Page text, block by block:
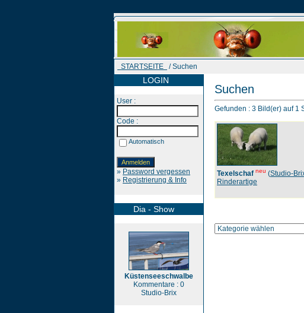
STARTSEITE / Suchen
LOGIN
User :
Code :
Automatisch
» Password vergessen
» Registrierung & Info
Dia - Show
Küstenseeschwalbe
Kommentare : 0
Studio-Brix
Suchen
Gefunden : 3 Bild(er) auf 1
Texelschaf neu (Studio-
Rinderartige